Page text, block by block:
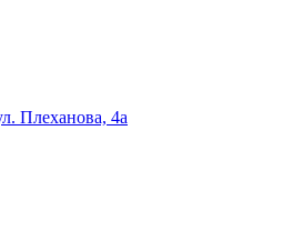
Плеханова, 4а